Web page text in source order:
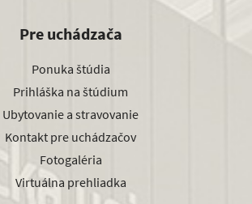
Pre uchádzača
Ponuka štúdia
Prihláška na štúdium
Ubytovanie a stravovanie
Kontakt pre uchádzačov
Fotogaléria
Virtuálna prehliadka